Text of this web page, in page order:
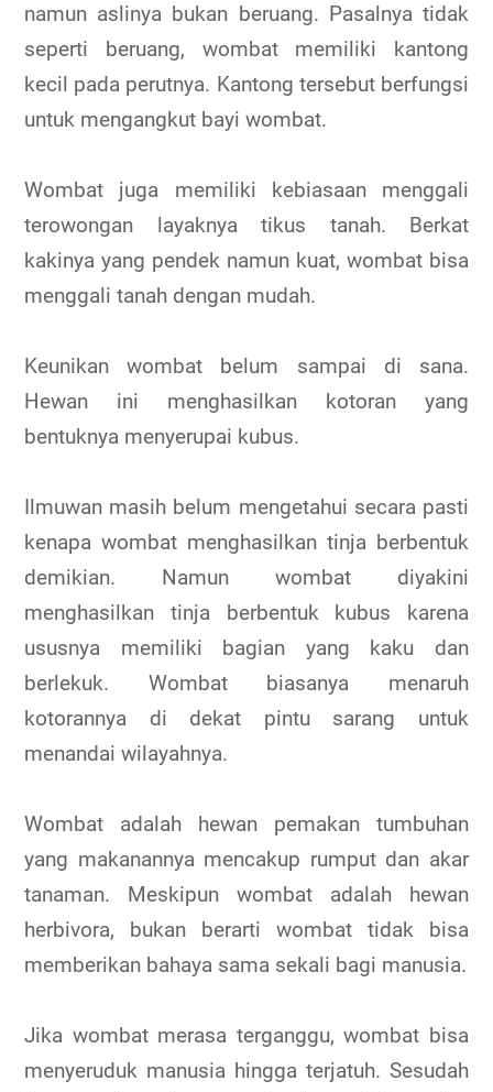
namun aslinya bukan beruang. Pasalnya tidak
seperti beruang, wombat memiliki kantong
kecil pada perutnya. Kantong tersebut berfungsi
untuk mengangkut bayi wombat.
Wombat juga memiliki kebiasaan menggali
terowongan layaknya tikus tanah. Berkat
kakinya yang pendek namun kuat, wombat bisa
menggali tanah dengan mudah.
Keunikan wombat belum sampai di sana.
Hewan ini menghasilkan kotoran yang
bentuknya menyerupai kubus.
Ilmuwan masih belum mengetahui secara pasti
kenapa wombat menghasilkan tinja berbentuk
demikian. Namun wombat diyakini
menghasilkan tinja berbentuk kubus karena
ususnya memiliki bagian yang kaku dan
berlekuk. Wombat biasanya menaruh
kotorannya di dekat pintu sarang untuk
menandai wilayahnya.
Wombat adalah hewan pemakan tumbuhan
yang makanannya mencakup rumput dan akar
tanaman. Meskipun wombat adalah hewan
herbivora, bukan berarti wombat tidak bisa
memberikan bahaya sama sekali bagi manusia.
Jika wombat merasa terganggu, wombat bisa
menyeruduk manusia hingga terjatuh. Sesudah